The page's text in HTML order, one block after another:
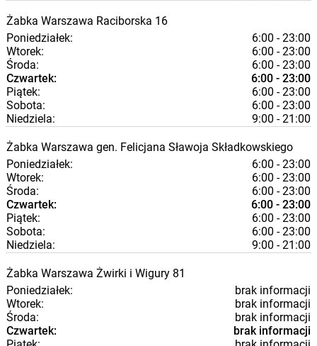
Żabka Warszawa Raciborska 16
Poniedziałek:
6:00 - 23:00
Wtorek:
6:00 - 23:00
Środa:
6:00 - 23:00
Czwartek:
6:00 - 23:00
Piątek:
6:00 - 23:00
Sobota:
6:00 - 23:00
Niedziela:
9:00 - 21:00
Żabka Warszawa gen. Felicjana Sławoja Składkowskiego
Poniedziałek:
6:00 - 23:00
Wtorek:
6:00 - 23:00
Środa:
6:00 - 23:00
Czwartek:
6:00 - 23:00
Piątek:
6:00 - 23:00
Sobota:
6:00 - 23:00
Niedziela:
9:00 - 21:00
Żabka Warszawa Żwirki i Wigury 81
Poniedziałek:
brak informacji
Wtorek:
brak informacji
Środa:
brak informacji
Czwartek:
brak informacji